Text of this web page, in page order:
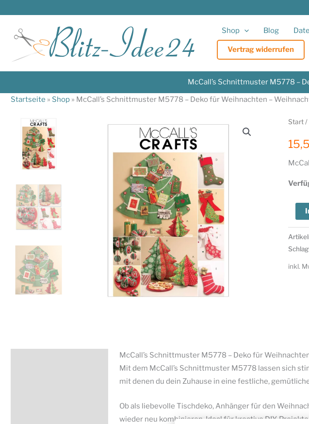
springen
Shop Blog
Vertrag widerrufen
McCall’s Schnittmuster M5778 –
Startseite » Shop » McCall’s Schnittmuster M5778 – Deko für Weihnachten –
Start/
-
inkl.
McCall’s Schnittmuster M5778 – Deko für
Mit dem McCall’s Schnittmuster M5778 lassen sich
mit denen du dein Zuhause in eine festliche,
Ob als liebevolle Tischdeko, Anhänger für den
wieder neu kombinieren. Ideal für kreative DIY-